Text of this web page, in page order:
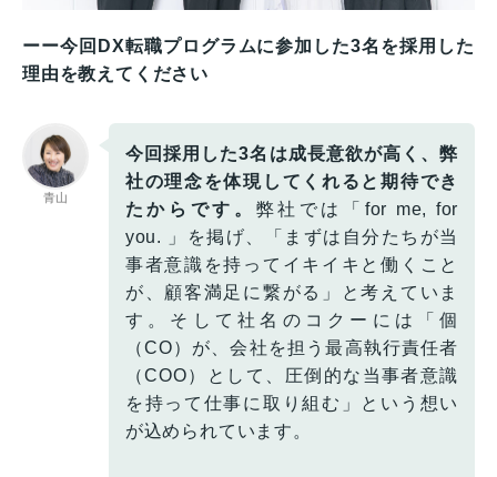
ーー今回DX転職プログラムに参加した3名を採用した
理由を教えてください
青山
今回採用した3名は成長意欲が高く、弊
社の理念を体現してくれると期待でき
たからです。 弊社では「for me, for
you. 」を掲げ、「まずは自分たちが当
事者意識を持ってイキイキと働くこと
が、顧客満足に繋がる」と考えていま
す。そして社名のコクーには「個
（CO）が、会社を担う最高執行責任者
（COO）として、圧倒的な当事者意識
を持って仕事に取り組む」という想い
が込められています。